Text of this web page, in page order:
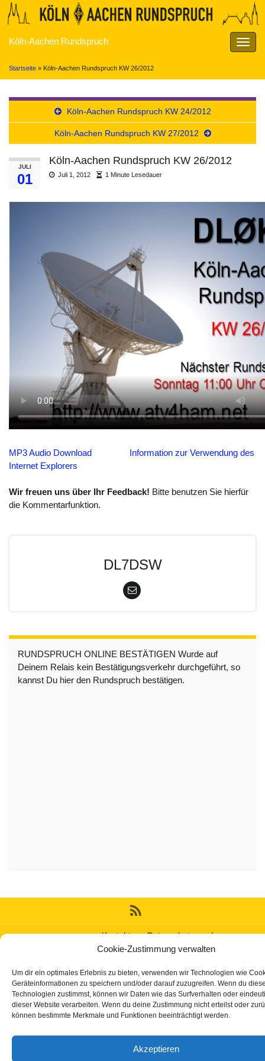
Cookie-Zustimmung verwalten
Um dir ein optimales Erlebnis zu bieten, verwenden wir Technologien wie
Geräteinformationen zu speichern und/oder darauf zuzugreifen. Wenn du
Technologien zustimmst, können wir Daten wie das Surfverhalten oder
dieser Website verarbeiten. Wenn du deine Zustimmung nicht erteilst oder
können bestimmte Merkmale und Funktionen beeinträchtigt werden.
Akzeptieren
Köln-Aachen Rundspruch
Startseite » Köln-Aachen Rundspruch KW 26/2012
Köln-Aachen Rundspruch KW 24/2012
Köln-Aachen Rundspruch KW 27/2012
JULI
01
Köln-Aachen Rundspruch KW 26/2012
Juli 1, 2012 1 Minute Lesedauer
MP3 Audio Download
Information zur Verwendung des
Internet Explorers
Wir freuen uns über Ihr Feedback! Bitte benutzen Sie hierfür
die Kommentarfunktion.
DL7DSW
RUNDSPRUCH ONLINE BESTÄTIGEN Wurde auf
Deinem Relais kein Bestätigungsverkehr durchgeführt, so
kannst Du hier den Rundspruch bestätigen.
Kontakt Datenschutz Impressum